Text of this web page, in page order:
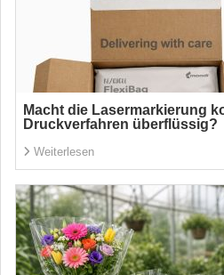
Macht die Lasermarkierung
Druckverfahren überflüssig?
Weiterlesen